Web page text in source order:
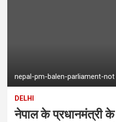
nepal-pm-balen-parliament-not
DELHI
नेपाल के प्रधानमंत्री के